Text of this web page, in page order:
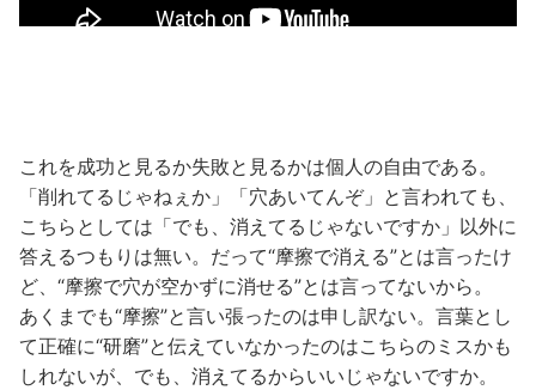
これを成功と見るか失敗と見るかは個人の自由である。
「削れてるじゃねぇか」「穴あいてんぞ」と言われても、
こちらとしては「でも、消えてるじゃないですか」以外に
答えるつもりは無い。だって“摩擦で消える”とは言ったけ
ど、“摩擦で穴が空かずに消せる”とは言ってないから。
あくまでも“摩擦”と言い張ったのは申し訳ない。言葉とし
て正確に“研磨”と伝えていなかったのはこちらのミスかも
しれないが、でも、消えてるからいいじゃないですか。